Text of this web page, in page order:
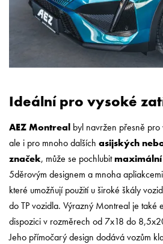
Ideální pro vysoké
AEZ Montreal byl navržen přesně
ale i pro mnoho dalších asijských
značek, může se pochlubitmaximální
5děrovým designem a mnoha
které umožňují použití u široké škály
do TP vozidla. Výrazný Montreal je také
dispozici v rozměrech od 7x18 do
Jeho přímočarý design dodává vozům